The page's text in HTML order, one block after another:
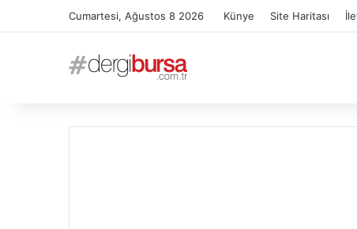
Cumartesi, Ağustos 8 2026 Künye Site Haritası